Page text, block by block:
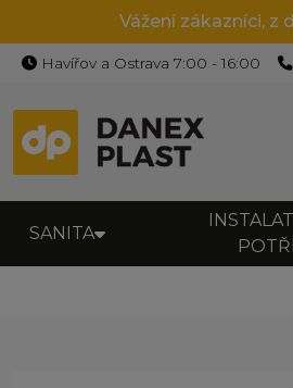
Vážení zákazníci, z
Havířov a Ostrava 7:00 - 16:00
SANITA